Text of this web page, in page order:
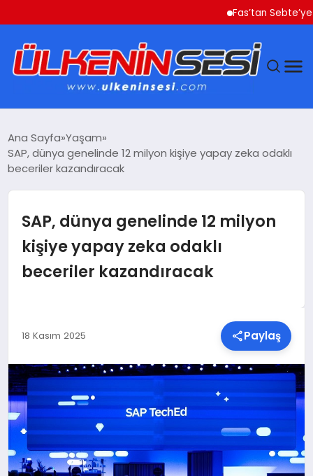
Fas’tan Sebte’ye
EKONOMI
SAĞLIK
TEKNOLOJI
YAŞAM
MALATYA HABERLERI
Ana Sayfa Yaşam
SAP, dünya genelinde 12 milyon kişiye yapay zeka odaklı
beceriler kazandıracak
SAP, dünya genelinde 12 milyon
kişiye yapay zeka odaklı
beceriler kazandıracak
18 Kasım 2025 Paylaş